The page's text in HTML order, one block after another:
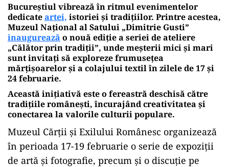
Bucureştiul vibrează în ritmul evenimentelor
dedicateartei, istoriei și tradițiilor. Printre acestea,
Muzeul Național al Satului „Dimitrie Gusti”
inaugurează o nouă ediție a seriei de ateliere
„Călător prin tradiții”, unde meșterii mici și mari
sunt invitați să exploreze frumusețea
mărțișoarelor și a colajului textil în zilele de 17 și
24 februarie.
Această inițiativă este o fereastră deschisă către
tradițiile românești, încurajând creativitatea și
conectarea la valorile culturii populare.
Muzeul Cărții și Exilului Românesc organizează
în perioada 17-19 februarie o serie de expoziții
de artă și fotografie, precum și o discuție pe